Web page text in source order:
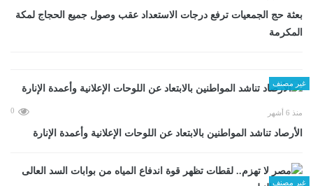
بعثة حج الجمعيات ترفع درجات الاستعداد عقب وصول جميع الحجاج لمكة
المكرمة
غير مصنف
منذ 6 أشهر 0
الأرصاد تناشد المواطنين بالابتعاد عن اللوحات الإعلانية وأعمدة الإنارة
غير مصنف